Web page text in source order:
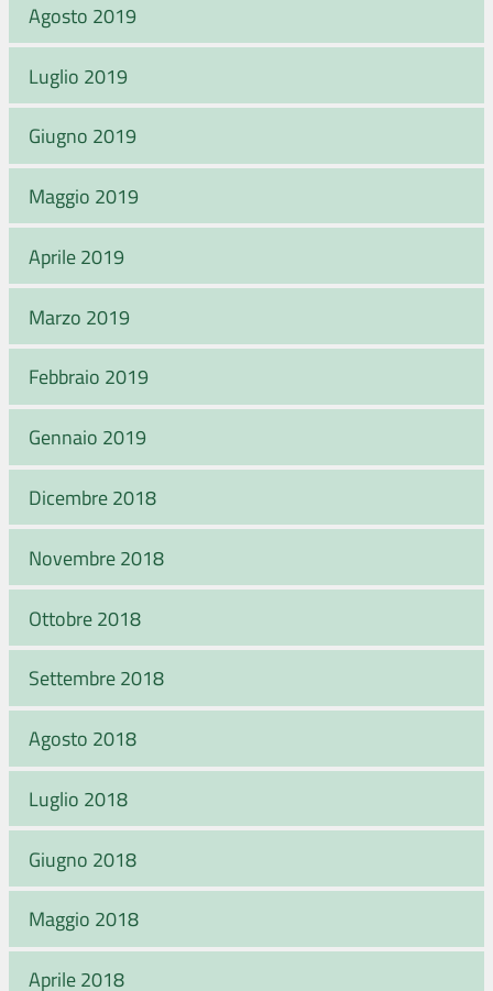
Agosto 2019
Luglio 2019
Giugno 2019
Maggio 2019
Aprile 2019
Marzo 2019
Febbraio 2019
Gennaio 2019
Dicembre 2018
Novembre 2018
Ottobre 2018
Settembre 2018
Agosto 2018
Luglio 2018
Giugno 2018
Maggio 2018
Aprile 2018